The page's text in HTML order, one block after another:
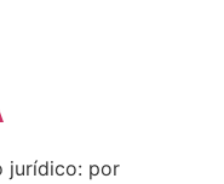
jurídico: por